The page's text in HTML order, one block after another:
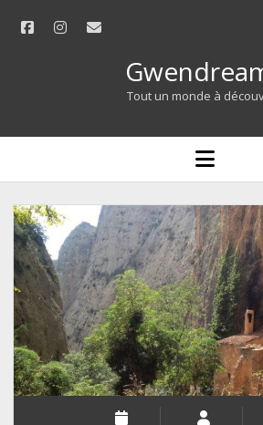
facebookinstagram
email
Tout un monde à
open
menu